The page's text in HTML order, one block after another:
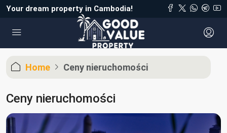
Your dream property in Cambodia!
Home Ceny nieruchomości
Ceny nieruchomości